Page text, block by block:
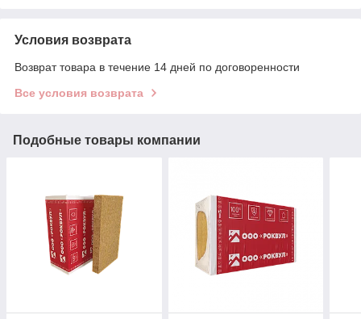
Условия возврата
Возврат товара в течение 14 дней по договоренности
Все условия возврата
Подобные товары компании